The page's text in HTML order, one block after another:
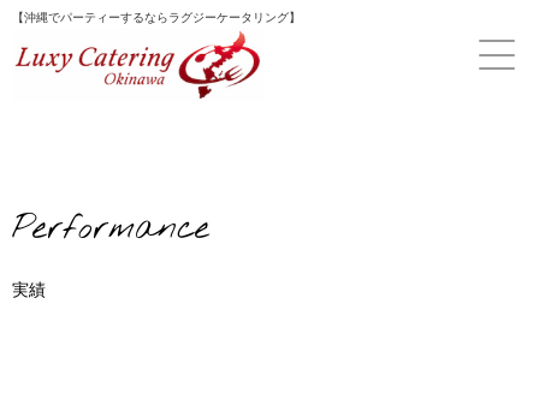
Skip
content
【沖縄でパーティーするならラグジーケータリング】
Performance
実績